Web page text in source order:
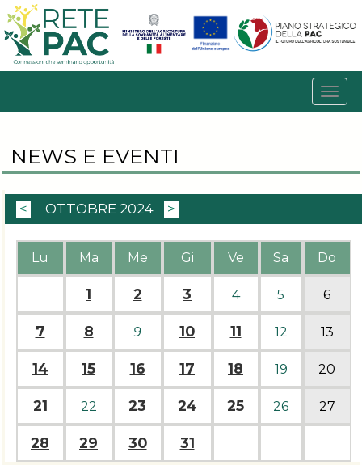
NEWS E EVENTI
< OTTOBRE 2024 >
Lu Ma Me Gi Ve Sa Do
1 2 3 4 5 6
7 8 9 10 11 12 13
14 15 16 17 18 19 20
21 22 23 24 25 26 27
28 29 30 31